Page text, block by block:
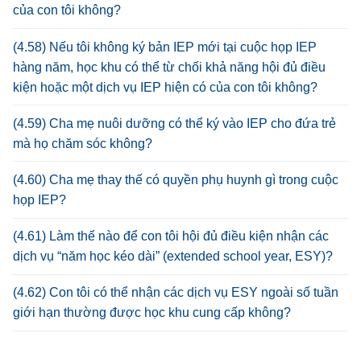
của con tôi không?
(4.58) Nếu tôi không ký bản IEP mới tại cuộc họp IEP
hàng năm, học khu có thể từ chối khả năng hội đủ điều
kiện hoặc một dịch vụ IEP hiện có của con tôi không?
(4.59) Cha mẹ nuôi dưỡng có thể ký vào IEP cho đứa trẻ
mà họ chăm sóc không?
(4.60) Cha mẹ thay thế có quyền phụ huynh gì trong cuộc
họp IEP?
(4.61) Làm thế nào để con tôi hội đủ điều kiện nhận các
dịch vụ “năm học kéo dài” (extended school year, ESY)?
(4.62) Con tôi có thể nhận các dịch vụ ESY ngoài số tuần
giới hạn thường được học khu cung cấp không?